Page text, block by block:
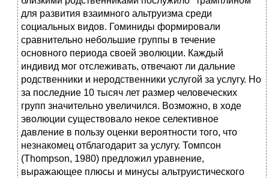
для развития взаимного альтруизма среди
социальных видов. Гоминиды формировали
сравнительно небольшие группы в течение
основного периода своей эволюции. Каждый
индивид мог отслеживать, отвечают ли дальние
родственники и неродственники услугой за услугу. Но
за последние 10 тысяч лет размер человеческих
групп значительно увеличился. Возможно, в ходе
эволюции существовало некое селективное
давление в пользу оценки вероятности того, что
незнакомец отблагодарит за услугу. Томпсон
(Thompson, 1980) предложил уравнение,
выражающее плюсы и минусы альтруистического